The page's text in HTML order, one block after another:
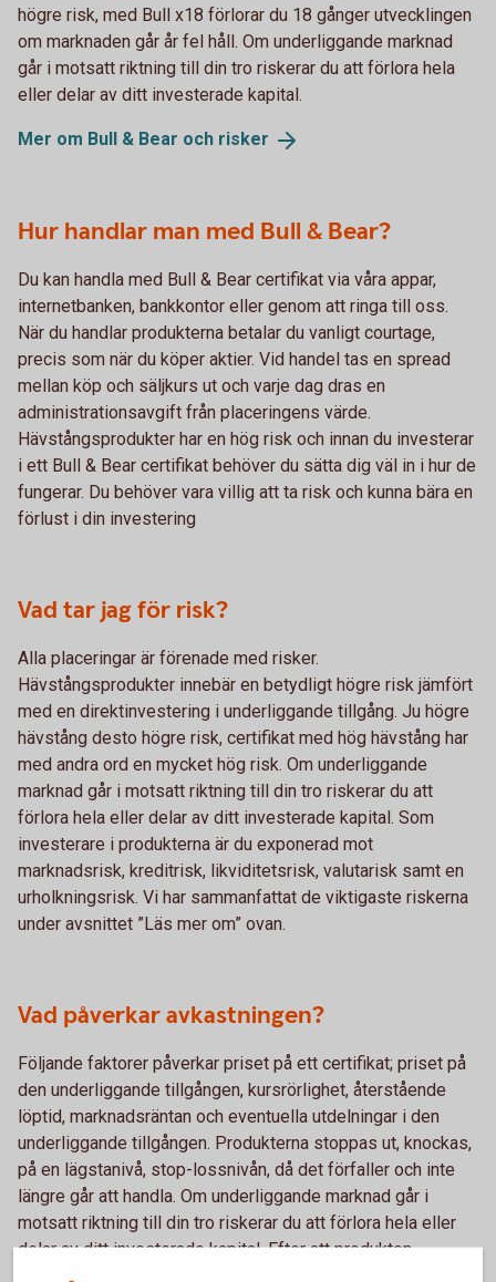
högre risk, med Bull x18 förlorar du 18 gånger utvecklingen
om marknaden går år fel håll. Om underliggande marknad
går i motsatt riktning till din tro riskerar du att förlora hela
eller delar av ditt investerade kapital.
Mer om Bull & Bear och risker
Hur handlar man med Bull & Bear?
Du kan handla med Bull & Bear certifikat via våra appar,
internetbanken, bankkontor eller genom att ringa till oss.
När du handlar produkterna betalar du vanligt courtage,
precis som när du köper aktier. Vid handel tas en spread
mellan köp och säljkurs ut och varje dag dras en
administrationsavgift från placeringens värde.
Hävstångsprodukter har en hög risk och innan du investerar
i ett Bull & Bear certifikat behöver du sätta dig väl in i hur de
fungerar. Du behöver vara villig att ta risk och kunna bära en
förlust i din investering
Vad tar jag för risk?
Alla placeringar är förenade med risker.
Hävstångsprodukter innebär en betydligt högre risk jämfört
med en direktinvestering i underliggande tillgång. Ju högre
hävstång desto högre risk, certifikat med hög hävstång har
med andra ord en mycket hög risk. Om underliggande
marknad går i motsatt riktning till din tro riskerar du att
förlora hela eller delar av ditt investerade kapital. Som
investerare i produkterna är du exponerad mot
marknadsrisk, kreditrisk, likviditetsrisk, valutarisk samt en
urholkningsrisk. Vi har sammanfattat de viktigaste riskerna
under avsnittet ”Läs mer om” ovan.
Vad påverkar avkastningen?
Följande faktorer påverkar priset på ett certifikat; priset på
den underliggande tillgången, kursrörlighet, återstående
löptid, marknadsräntan och eventuella utdelningar i den
underliggande tillgången. Produkterna stoppas ut, knockas,
på en lägstanivå, stop-lossnivån, då det förfaller och inte
längre går att handla. Om underliggande marknad går i
motsatt riktning till din tro riskerar du att förlora hela eller
delar av ditt investerade kapital. Efter att produkten
stoppas noterar Swedbank ett nytt certifikat så snart som